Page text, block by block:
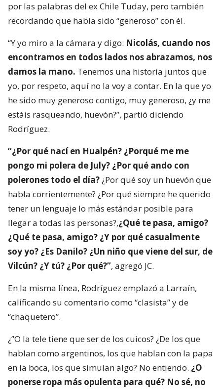
por las palabras del ex Chile Tuday, pero también
recordando que había sido “generoso” con él.
“Y yo miro a la cámara y digo: Nicolás, cuando nos
encontramos en todos lados nos abrazamos, nos
damos la mano. Tenemos una historia juntos que
yo, por respeto, aquí no la voy a contar. En la que yo
he sido muy generoso contigo, muy generoso, ¿y me
estáis rasqueando, huevón?”, partió diciendo
Rodríguez.
“¿Por qué nací en Hualpén? ¿Porqué me me
pongo mi polera de July? ¿Por qué ando con
polerones todo el día?¿Por qué soy un huevón que
habla corrientemente? ¿Por qué siempre he querido
tener un lenguaje lo más estándar posible para
llegar a todas las personas?,¿Qué te pasa, amigo?
¿Qué te pasa, amigo? ¿Y por qué casualmente
soy yo? ¿Es Danilo? ¿Un niño que viene del sur, de
Vilcún? ¿Y tú? ¿Por qué?”, agregó JC.
En la misma línea, Rodríguez emplazó a Larraín,
calificando su comentario como “clasista” y de
“chaquetero”.
¿”O la tele tiene que ser de los cuicos? ¿De los que
hablan como argentinos, los que hablan con la papa
en la boca, los que simulan algo? No entiendo. ¿O
ponerse ropa más opulenta para qué? No sé, no